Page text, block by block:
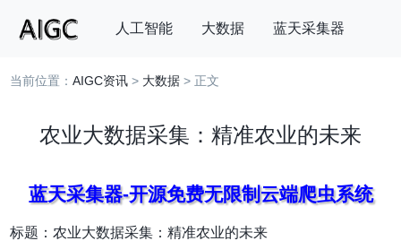
人工智能 大数据 蓝天采集器
搜索
当前位置：AIGC资讯 > 大数据 > 正文
农业大数据采集：精准农业的未来
蓝天采集器-开源免费无限制云端爬虫系统
标题：农业大数据采集：精准农业的未来